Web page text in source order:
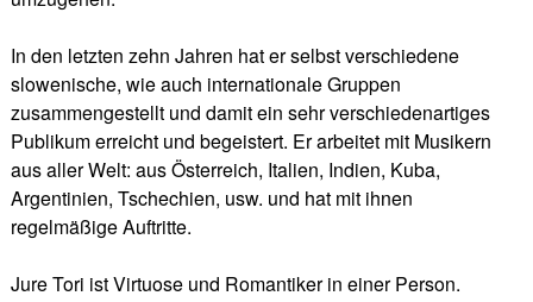
In den letzten zehn Jahren hat er selbst verschiedene
slowenische, wie auch internationale Gruppen
zusammengestellt und damit ein sehr verschiedenartiges
Publikum erreicht und begeistert. Er arbeitet mit Musikern
aus aller Welt: aus Österreich, Italien, Indien, Kuba,
Argentinien, Tschechien, usw. und hat mit ihnen
regelmäßige Auftritte.
Jure Tori ist Virtuose und Romantiker in einer Person.